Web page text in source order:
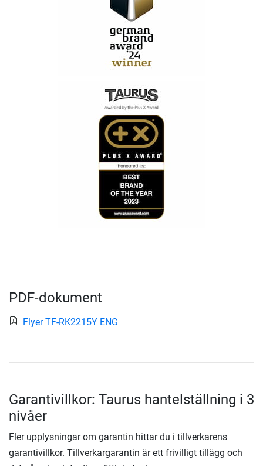
PDF-dokument
Flyer TF-RK2215Y ENG
Garantivillkor: Taurus hantelställning i 3
nivåer
Fler upplysningar om garantin hittar du i tillverkarens
garantivillkor. Tillverkargarantin är ett frivilligt tillägg och